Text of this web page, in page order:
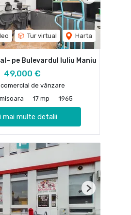
Tur virtual Harta
pe Bulevardul Iuliu Maniu
49,000 €
de vânzare
17 mp 1965
mai multe detalii
Next